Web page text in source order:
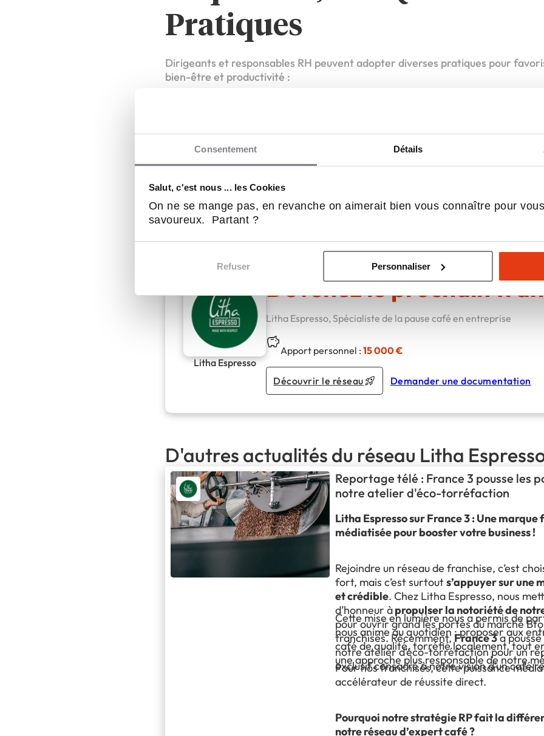
Consentement Détails
Salut, c'est nous ... les Cookies
On ne se mange pas, en revanche on aimerait bien vous connaître pour
savoureux. Partant ?
Refuser Personnaliser
Pratiques
Dirigeants et responsables RH peuvent adopter diverses pratiques pour
bien-être et productivité :
• Flexibilité horaire : Horaires modulables et télétravail pour un meilleur
Encouragez les employés à prendre des pauses café régulières et
en un pilier de la réussite.
Litha Espresso
Devenez le prochain
Litha Espresso, Spécialiste de la pause café en entreprise
Apport personnel : 15 000 €
Découvrir le réseau Demander une documentation
D'autres actualités du réseau Litha
Reportage télé : France 3 pousse les
notre atelier d'éco-torréfaction
Litha Espresso sur France 3 : Une
médiatisée pour booster votre business !
Rejoindre un réseau de franchise, c’est
fort, mais c’est surtouts’appuyer sur une
et crédible. Chez Litha Espresso, nous
d’honneur àpropulser la notoriété de
pour ouvrir grand les portes du marché
franchisés. Récemment, France 3a
notre atelier d’éco-torréfaction pour un
exclusif consacré à notre vision d’un café
Cette mise en lumière nous a permis de
nous anime au quotidien : proposer aux
café de qualité, torréfié localement, tout
une approche plus responsable de notre
Pour nos franchisés, cette puissance
accélérateur de réussite direct.
Pourquoi notre stratégie RP fait la
notre réseau d’expert café ?